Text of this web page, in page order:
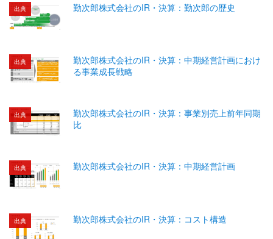
出典 勤次郎株式会社のIR・決算：勤次郎の歴史
出典
勤次郎株式会社のIR・決算：中期経営計画におけ
る事業成長戦略
出典
勤次郎株式会社のIR・決算：事業別売上前年同期
比
出典 勤次郎株式会社のIR・決算：中期経営計画
出典 勤次郎株式会社のIR・決算：コスト構造